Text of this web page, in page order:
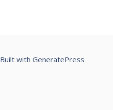
Built with GeneratePress